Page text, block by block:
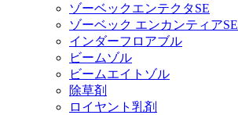
ゾーベックエンテクタSE
ゾーベック エンカンティアSE
インダーフロアブル
ビームゾル
ビームエイトゾル
除草剤
ロイヤント乳剤